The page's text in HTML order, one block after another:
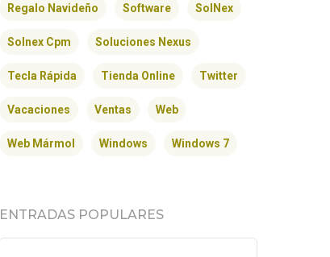
Regalo Navideño Software SolNex
Solnex Cpm Soluciones Nexus
Tecla Rápida Tienda Online Twitter
Vacaciones Ventas Web
Web Mármol Windows Windows 7
ENTRADAS POPULARES